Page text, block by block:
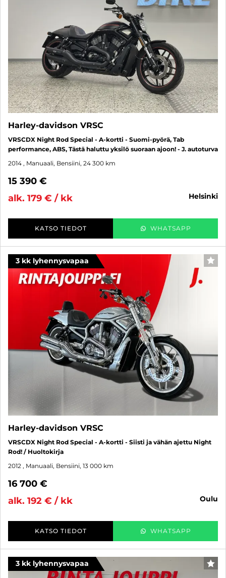
Harley-davidson VRSC
VRSCDX Night Rod Special - A-kortti - Suomi-pyörä, Tab
performance, ABS, Tästä haluttu yksilö suoraan ajoon! - J. autoturva
2014 , Manuaali, Bensiini, 24 300 km
15 390 €
alk. 179 € / kk
helsinki
KATSO TIEDOT WHATSAPP
3 kk lyhennysvapaa
Harley-davidson VRSC
VRSCDX Night Rod Special - A-kortti - Siisti ja vähän ajettu Night
Rod! / Huoltokirja
2012 , Manuaali, Bensiini, 13 000 km
16 700 €
alk. 192 € / kk
oulu
KATSO TIEDOT WHATSAPP
3 kk lyhennysvapaa